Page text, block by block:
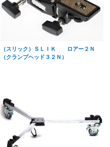
（スリック）ＳＬＩＫ ロアー２Ｎ
（クランプヘッド３２Ｎ）